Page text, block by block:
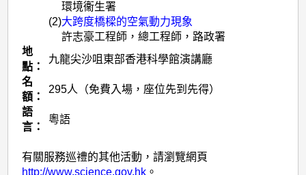
環境衞生署
(2)大跨度橋樑的空氣動力現象
許志豪工程師，總工程師，路政署
地
點：
九龍尖沙咀東部香港科學館演講廳
名
額：
295人（免費入場，座位先到先得）
語
言：
粵語
有關服務巡禮的其他活動，請瀏覽網頁
http://www.science.gov.hk 。